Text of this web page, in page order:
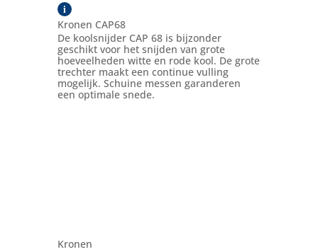
i
Kronen CAP68
De koolsnijder CAP 68 is bijzonder
geschikt voor het snijden van grote
hoeveelheden witte en rode kool. De grote
trechter maakt een continue vulling
mogelijk. Schuine messen garanderen
een optimale snede.
Kronen